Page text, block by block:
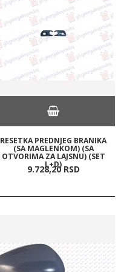
RESETKA PREDNJEG BRANIKA
(SA MAGLENKOM) (SA
OTVORIMA ZA LAJSNU) (SET
L+D)
9.728,20 RSD